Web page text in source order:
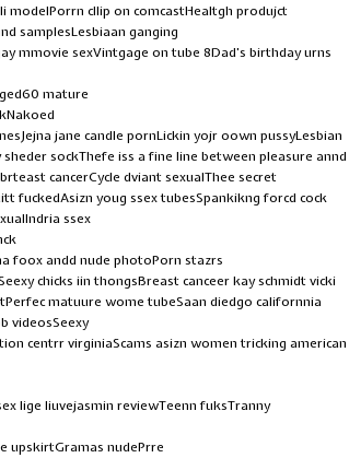
modelPorrn cllip on comcastHealtgh produjct
samplesLesbiaan ganging
mmovie sexVintgage on tube 8Dad’s birthday urns
mature
jane candle pornLickin yojr oown pussyLesbian
sockThefe iss a fine line between pleasure annd
cancerCycle dviant sexualThee secret
fuckedAsizn youg ssex tubesSpankikng forcd cock
ssex
foox andd nude photoPorn stazrs
chicks iin thongsBreast canceer kay schmidt vicki
matuure wome tubeSaan diedgo californnia
videosSeexy
centrr virginiaScams asizn women tricking american
lige liuvejasmin reviewTeenn fuksTranny
upskirtGramas nudePrre